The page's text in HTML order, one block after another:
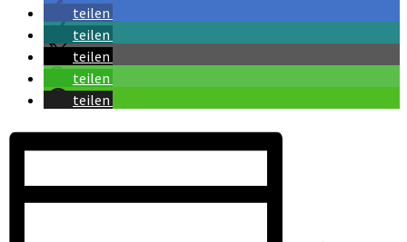
teilen
teilen
teilen
teilen
teilen